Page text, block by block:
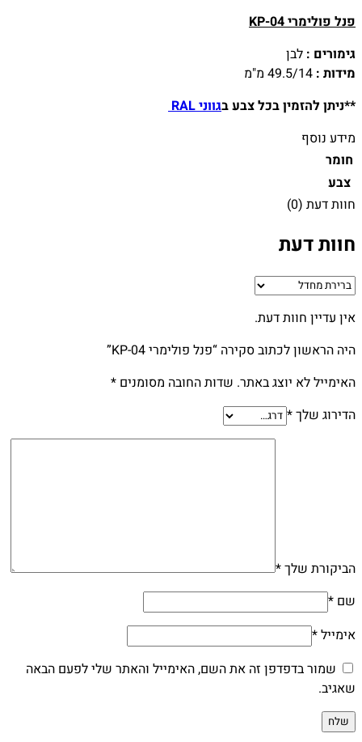
פנל פולימרי KP-04
גימורים : לבן
מידות : 49.5/14 מ"מ
**ניתן להזמין בכל צבע בגווני RAL
מידע נוסף
חומר
צבע
חוות דעת (0)
חוות דעת
אין עדיין חוות דעת.
היה הראשון לכתוב סקירה “פנל פולימרי KP-04”
האימייל לא יוצג באתר. שדות החובה מסומנים *
הדירוג שלך*
הביקורת שלך*
שם *
אימייל*
שמור בדפדפן זה את השם, האימייל והאתר שלי לפעם הבאה
שאגיב.